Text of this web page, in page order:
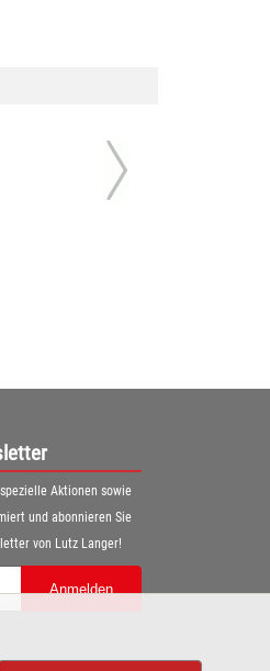
Aktionen sowie
und abonnieren Sie
von Lutz Langer!
Anmelden